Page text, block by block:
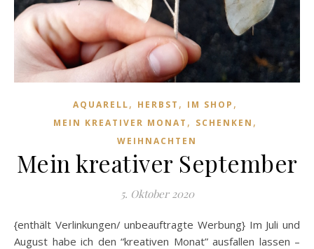
AQUARELL, HERBST , IM SHOP ,
MEIN KREATIVER MONAT , SCHENKEN ,
WEIHNACHTEN
Mein kreativer September
5. Oktober 2020
{enthält Verlinkungen/ unbeauftragte Werbung} Im Juli und
August habe ich den “kreativen Monat” ausfallen lassen –